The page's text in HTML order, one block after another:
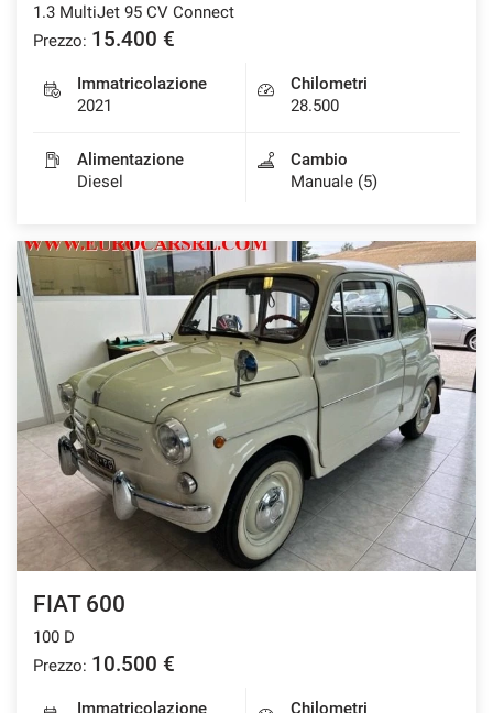
1.3 MultiJet 95 CV Connect
Prezzo: 15.400 €
Immatricolazione
2021
Chilometri
28.500
Alimentazione
Diesel
Cambio
Manuale (5)
FIAT 600
100 D
Prezzo: 10.500 €
Immatricolazione Chilometri